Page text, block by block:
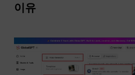
이유